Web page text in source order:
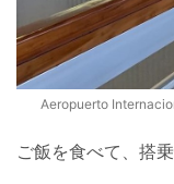
Aeropuerto
ご飯を食べて、搭乗